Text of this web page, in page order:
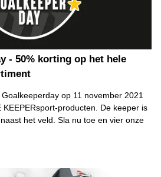
- 50% korting op het hele
op 11 november 2021
producten. De keeper is
het veld. Sla nu toe en vier onze